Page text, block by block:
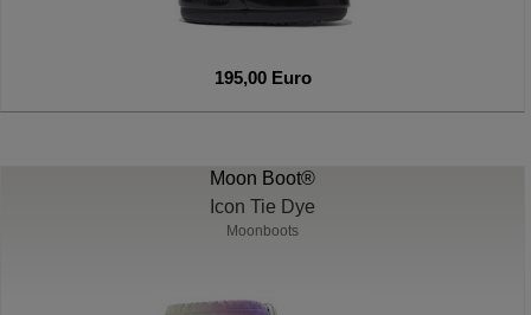
195,00 Euro
Moon Boot®
Icon Tie Dye
Moonboots